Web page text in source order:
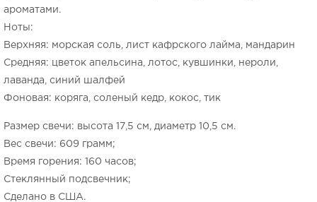
ароматами.
Ноты:
Верхняя: морская соль, лист кафрского лайма, мандарин
Средняя: цветок апельсина, лотос, кувшинки, нероли,
лаванда, синий шалфей
Фоновая: коряга, соленый кедр, кокос, тик
Размер свечи: высота 17,5 см, диаметр 10,5 см.
Вес свечи: 609 грамм;
Время горения: 160 часов;
Стеклянный подсвечник;
Сделано в США.